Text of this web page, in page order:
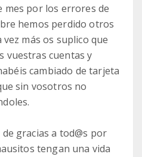
mes por los errores de
hemos perdido otros
más os suplico que
vuestras cuentas y
cambiado de tarjeta
sin vosotros no
gracias a tod@s por
tengan una vida